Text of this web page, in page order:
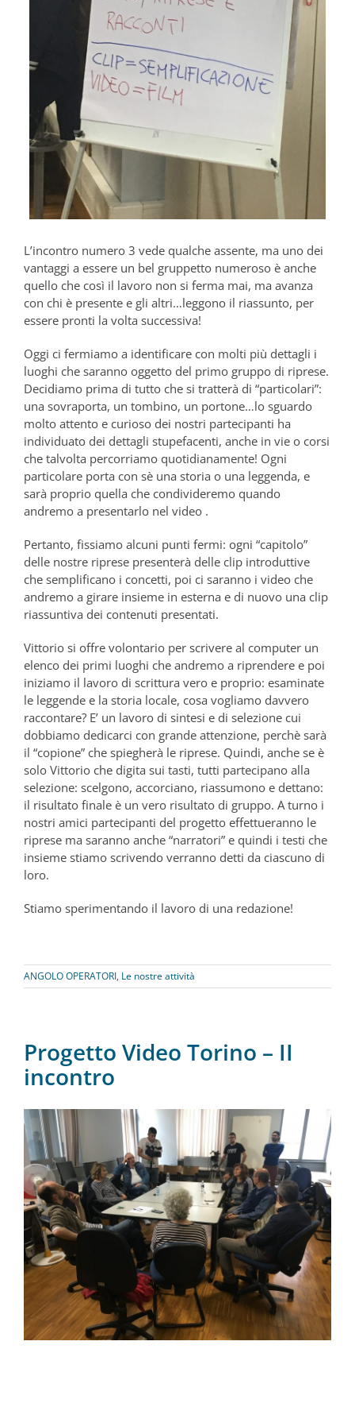
L’incontro numero 3 vede qualche assente, ma uno dei
vantaggi a essere un bel gruppetto numeroso è anche
quello che così il lavoro non si ferma mai, ma avanza
con chi è presente e gli altri…leggono il riassunto, per
essere pronti la volta successiva!
Oggi ci fermiamo a identificare con molti più dettagli i
luoghi che saranno oggetto del primo gruppo di riprese.
Decidiamo prima di tutto che si tratterà di “particolari”:
una sovraporta, un tombino, un portone…lo sguardo
molto attento e curioso dei nostri partecipanti ha
individuato dei dettagli stupefacenti, anche in vie o corsi
che talvolta percorriamo quotidianamente! Ogni
particolare porta con sè una storia o una leggenda, e
sarà proprio quella che condivideremo quando
andremo a presentarlo nel video .
Pertanto, fissiamo alcuni punti fermi: ogni “capitolo”
delle nostre riprese presenterà delle clip introduttive
che semplificano i concetti, poi ci saranno i video che
andremo a girare insieme in esterna e di nuovo una clip
riassuntiva dei contenuti presentati.
Vittorio si offre volontario per scrivere al computer un
elenco dei primi luoghi che andremo a riprendere e poi
iniziamo il lavoro di scrittura vero e proprio: esaminate
le leggende e la storia locale, cosa vogliamo davvero
raccontare? E’ un lavoro di sintesi e di selezione cui
dobbiamo dedicarci con grande attenzione, perchè sarà
il “copione” che spiegherà le riprese. Quindi, anche se è
solo Vittorio che digita sui tasti, tutti partecipano alla
selezione: scelgono, accorciano, riassumono e dettano:
il risultato finale è un vero risultato di gruppo. A turno i
nostri amici partecipanti del progetto effettueranno le
riprese ma saranno anche “narratori” e quindi i testi che
insieme stiamo scrivendo verranno detti da ciascuno di
loro.
Stiamo sperimentando il lavoro di una redazione!
ANGOLO OPERATORI, Le nostre attività
Progetto Video Torino – II
incontro